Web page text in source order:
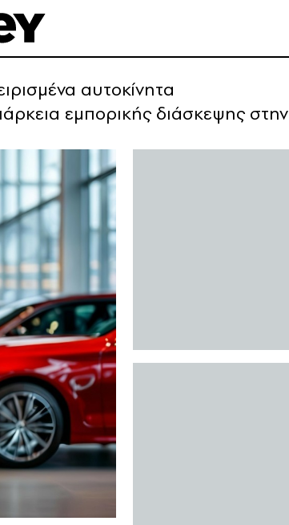
αυτοκίνητα
εμπορικής διάσκεψης στην